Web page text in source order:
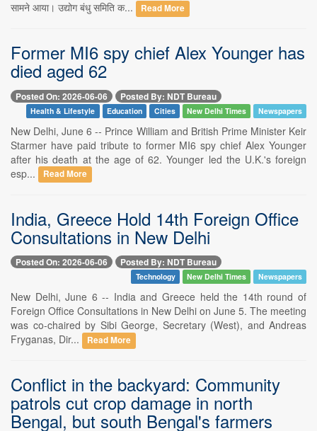
सामने आया। उद्योग बंधु समिति क...
Read More
Former MI6 spy chief Alex Younger has
died aged 62
Posted On: 2026-06-06 Posted By: NDT Bureau
Health & Lifestyle Education Cities New Delhi Times Newspapers
New Delhi, June 6 -- Prince William and British Prime Minister Keir
Starmer have paid tribute to former MI6 spy chief Alex Younger
after his death at the age of 62. Younger led the U.K.'s foreign
esp...
Read More
India, Greece Hold 14th Foreign Office
Consultations in New Delhi
Posted On: 2026-06-06 Posted By: NDT Bureau
Technology New Delhi Times Newspapers
New Delhi, June 6 -- India and Greece held the 14th round of
Foreign Office Consultations in New Delhi on June 5. The meeting
was co-chaired by Sibi George, Secretary (West), and Andreas
Fryganas, Dir...
Read More
Conflict in the backyard: Community
patrols cut crop damage in north
Bengal, but south Bengal's farmers